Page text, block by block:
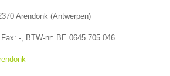
Arendonk (Antwerpen)
-, BTW-nr: BE 0645.705.046